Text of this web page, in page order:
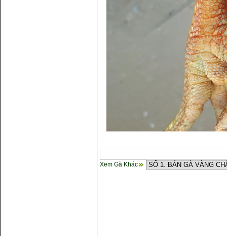
Xem Gà Khác